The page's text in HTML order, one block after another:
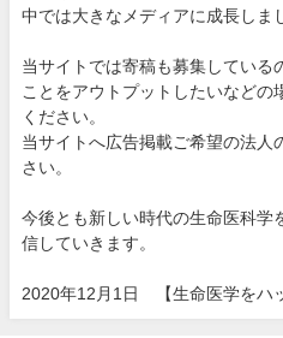
中では大きなメディアに成長しま
当サイトでは寄稿も募集している
ことをアウトプットしたいなどの
ください。
当サイトへ広告掲載ご希望の法人
さい。
今後とも新しい時代の生命医科学
信していきます。
2020年12月1日 【生命医学をハ